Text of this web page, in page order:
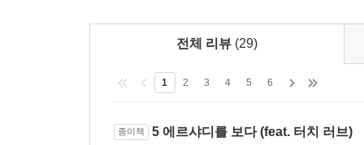
이 불가해한 세상에서
남성으로, 여성으로, 인간으로 살아간다는 것
된다는 것, 여자가 된다는 것이 무엇이고, 그런
전체 리뷰 (29)
1 2 3 4 5 6
종이책 5 에르샤디를 보다 (feat. 터치 러브)